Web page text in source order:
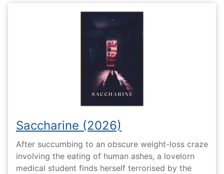
Saccharine (2026)
After succumbing to an obscure weight-loss craze
involving the eating of human ashes, a lovelorn
medical student finds herself terrorised by the